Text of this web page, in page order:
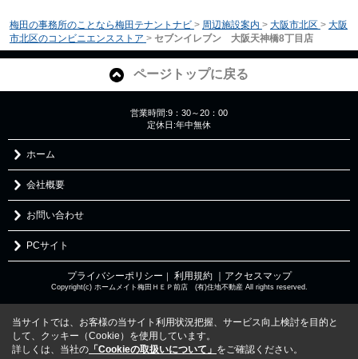
梅田の事務所のことなら梅田テナントナビ > 周辺施設案内 > 大阪市北区 > 大阪
市北区のコンビニエンスストア > セブンイレブン 大阪天神橋8丁目店
ページトップに戻る
営業時間:9：30～20：00
定休日:年中無休
ホーム
会社概要
お問い合わせ
PCサイト
プライバシーポリシー ｜ 利用規約 ｜アクセスマップ
Copyright(c) ホームメイト梅田ＨＥＰ前店 (有)住地不動産 All rights reserved.
当サイトでは、お客様の当サイト利用状況把握、サービス向上検討を目的と
して、クッキー（Cookie）を使用しています。
詳しくは、当社の 「Cookieの取扱いについて」 をご確認ください。